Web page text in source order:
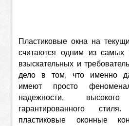
Пластиковые окна на
считаются одним из самых
взыскательных и
дело в том, что именно
имеют просто
надежности,
гарантированного
пластиковые оконные